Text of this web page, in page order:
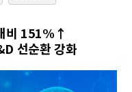
비 151%↑
선순환 강화